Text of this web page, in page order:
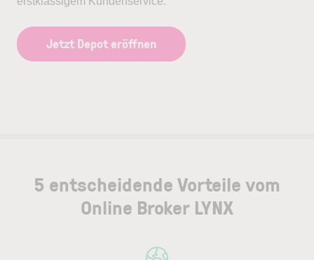
Jetzt Depot eröffnen
5 entscheidende Vorteile vom
Online Broker LYNX